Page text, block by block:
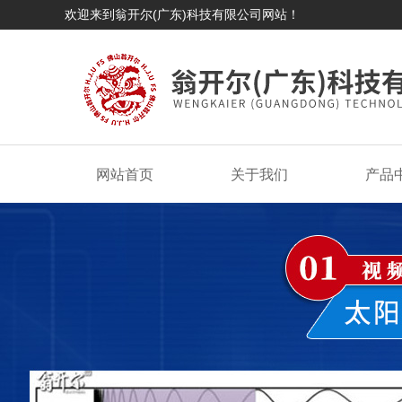
欢迎来到翁开尔(广东)科技有限公司网站！
网站首页 关于我们 产品